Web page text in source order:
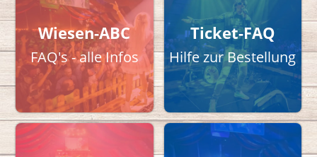
Wiesen-ABC
FAQ's - alle Infos
Ticket-FAQ
Hilfe zur Bestellung